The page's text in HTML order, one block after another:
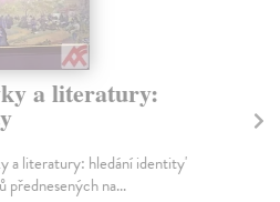
a literatury:
a literatury: hledání identity'
přednesených na...